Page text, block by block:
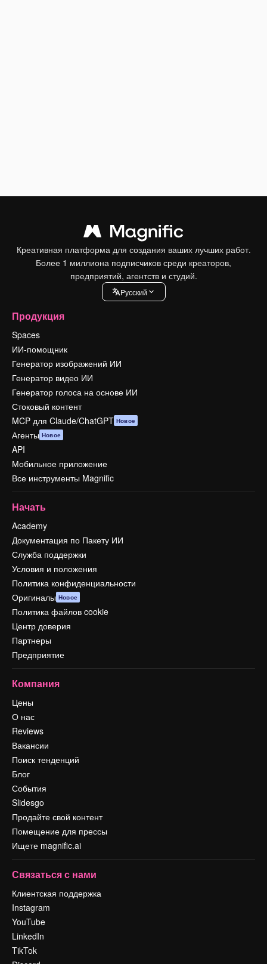
Креативная платформа для создания ваших лучших работ.
Более 1 миллиона подписчиков среди креаторов,
предприятий, агентств и студий.
Pусский
Продукция
Spaces
ИИ-помощник
Генератор изображений ИИ
Генератор видео ИИ
Генератор голоса на основе ИИ
Стоковый контент
MCP для Claude/ChatGPT Новое
Агенты Новое
API
Мобильное приложение
Все инструменты Magnific
Начать
Academy
Документация по Пакету ИИ
Служба поддержки
Условия и положения
Политика конфиденциальности
Оригиналы Новое
Политика файлов cookie
Центр доверия
Партнеры
Предприятие
Компания
Цены
О нас
Reviews
Вакансии
Поиск тенденций
Блог
События
Slidesgo
Продайте свой контент
Помещение для прессы
Ищете magnific.ai
Связаться с нами
Клиентская поддержка
Instagram
YouTube
LinkedIn
TikTok